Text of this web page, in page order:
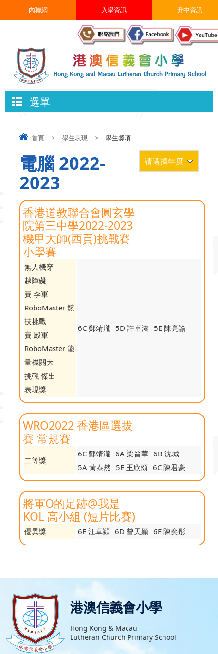
升中資訊
入學資訊
內聯網
選單
首頁 > 學生表現 > 學生獎項
請選擇年度
電腦 2022-
2023
香港道教聯合會圓玄學
院第三中學2022-2023
機甲大師(西貢)挑戰賽
小學賽
無人機穿
越障礙
賽 季軍
RoboMaster 競
技挑戰
賽 殿軍
RoboMaster 能
量機關大
挑戰 傑出
表現獎
6C 鄭靖瀧 5D 許卓濬 5E 陳亮諭
WRO2022 香港區選拔
賽 常規賽
二等獎
6C 鄭靖瀧 6A 梁晉華 6B 沈城
5A 黃泰然 5E 王欣頌 6C 陳君豪
將軍O的足跡@我是
KOL 高小組 (短片比賽)
優異獎 6E 江卓穎 6D 曾天頴 6E 陳奕彤
港澳信義會小學
Hong Kong & Macau
Lutheran Church Primary School